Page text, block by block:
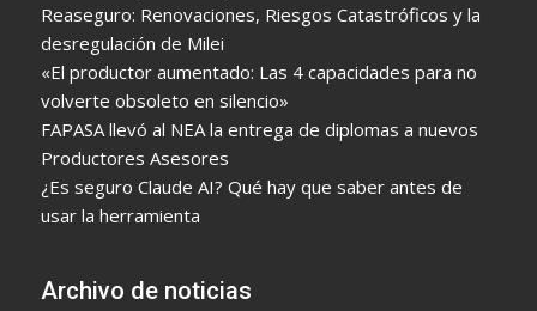
Reaseguro: Renovaciones, Riesgos Catastróficos y la
desregulación de Milei
«El productor aumentado: Las 4 capacidades para no
volverte obsoleto en silencio»
FAPASA llevó al NEA la entrega de diplomas a nuevos
Productores Asesores
¿Es seguro Claude AI? Qué hay que saber antes de
usar la herramienta
Archivo de noticias